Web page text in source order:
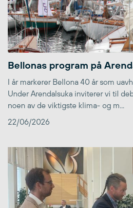
Bellonas program på
I år markerer Bellona 40 år som
Under Arendalsuka inviterer vi til
noen av de viktigste klima- og m...
22/06/2026